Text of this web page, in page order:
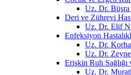
Uz. Dr.
Deri ve Zührevi
Uz. Dr. Elif
Enfeksiyon
Uz. Dr.
Uz. Dr.
Erişkin Ruh Sağlığı
Uz. Dr.